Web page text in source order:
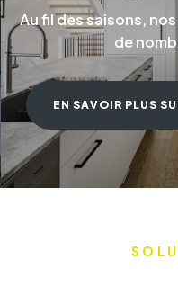
Au fil des saisons,
de
EN SAVOIR PLUS